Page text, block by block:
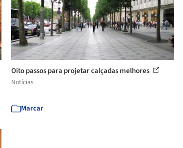
Oito passos para projetar calçadas melhores
Notícias
Marcar